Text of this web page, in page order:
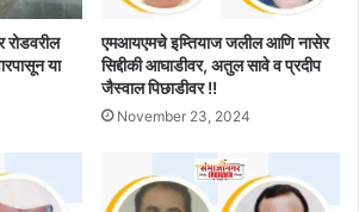
या
एमआयएमचे इम्तियाज जलील आणि नासेर
सिद्दीकी आघाडीवर, अतुल सावे व प्रदीप
जैस्वाल पिछाडीवर !!
November 23, 2024